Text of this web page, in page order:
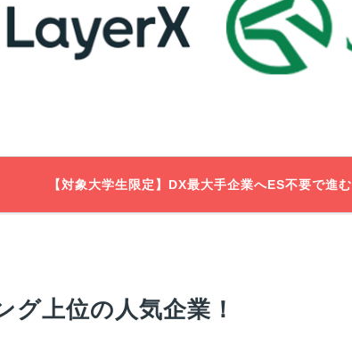
【対象大学生限定】DX最大手企業へES不要で進む
グ上位の人気企業！